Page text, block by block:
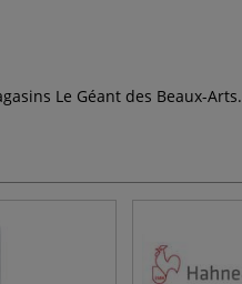
Le Géant des Beaux-Arts.